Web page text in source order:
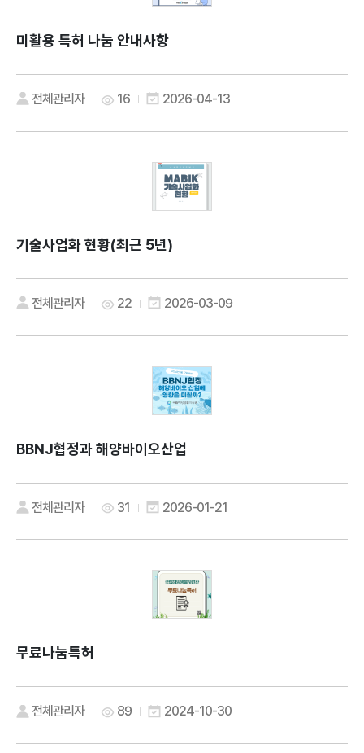
미활용 특허 나눔 안내사항
전체관리자 16 2026-04-13
기술사업화 현황(최근 5년)
전체관리자 22 2026-03-09
BBNJ협정과 해양바이오산업
전체관리자 31 2026-01-21
무료나눔특허
전체관리자 89 2024-10-30